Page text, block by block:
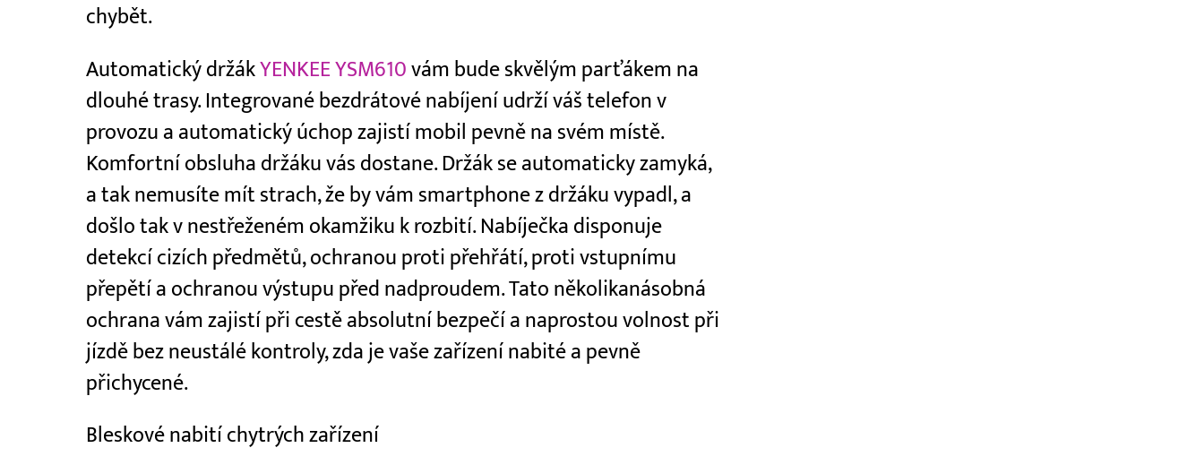
chybět.
Automatický držákYENKEE YSM610 vám bude skvělým parťákem na
dlouhé trasy. Integrované bezdrátové nabíjení udrží váš telefon v
provozu a automatický úchop zajistí mobil pevně na svém místě.
Komfortní obsluha držáku vás dostane. Držák se automaticky zamyká,
a tak nemusíte mít strach, že by vám smartphone z držáku vypadl, a
došlo tak v nestřeženém okamžiku k rozbití. Nabíječka disponuje
detekcí cizích předmětů, ochranou proti přehřátí, proti vstupnímu
přepětí a ochranou výstupu před nadproudem. Tato několikanásobná
ochrana vám zajistí při cestě absolutní bezpečí a naprostou volnost při
jízdě bez neustálé kontroly, zda je vaše zařízení nabité a pevně
přichycené.
Bleskové nabití chytrých zařízení